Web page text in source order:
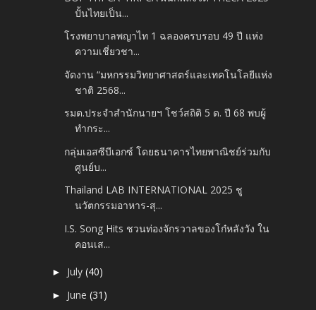
ปั้นไทยเป็น...
โรงพยาบาลพญาไท 1 ฉลองครบรอบ 49 ปี แห่ง
ความเชี่ยวชา...
จัดงาน “มหกรรมวิทยาศาสตร์และเทคโนโลยีแห่ง
ชาติ 2568...
รมต.ประจำสำนักนายฯ โชว์สถิติ 5 ด. ปี 68 พบผู้
ทำกระ...
กลุ่มเอสซีบีเอกซ์ โดยธนาคารไทยพาณิชย์ร่วมกับ
ศูนย์บ...
Thailand LAB INTERNATIONAL 2025 ชู
นวัตกรรมอาหาร-สุ...
I.S. Song Hits ชวนท่องจักรวาลของโก๋หลังวัง ใน
คอนเส...
► July(40)
► June(31)